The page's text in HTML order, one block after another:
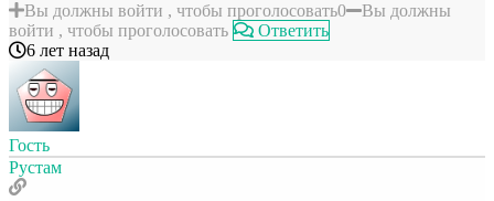
Вы должны войти , чтобы проголосовать0
Вы должны
войти , чтобы проголосовать
Ответить
6 лет назад
Гость
Рустам